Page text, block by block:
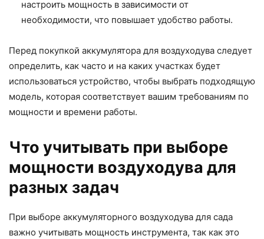
настроить мощность в зависимости от
необходимости, что повышает удобство работы.
Перед покупкой аккумулятора для воздуходува следует
определить, как часто и на каких участках будет
использоваться устройство, чтобы выбрать подходящую
модель, которая соответствует вашим требованиям по
мощности и времени работы.
Что учитывать при выборе
мощности воздуходува для
разных задач
При выборе аккумуляторного воздуходува для сада
важно учитывать мощность инструмента, так как это